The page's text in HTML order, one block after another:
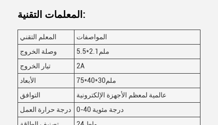
المعلمات التقنية:
المعلم التقني
المواصفات
وصلة الخروج
5.5*2.1ملم
تيار الخروج
2A
الأبعاد
75*40*30ملم
التوافق
عالمية لمعظم الأجهزة الإلكترونية
درجة حرارة العمل
0-40 درجة مئوية